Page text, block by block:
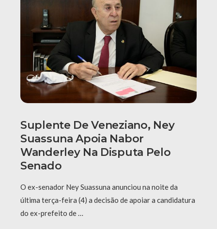
Suplente De Veneziano, Ney
Suassuna Apoia Nabor
Wanderley Na Disputa Pelo
Senado
O ex-senador Ney Suassuna anunciou na noite da
última terça-feira (4) a decisão de apoiar a candidatura
do ex-prefeito de …